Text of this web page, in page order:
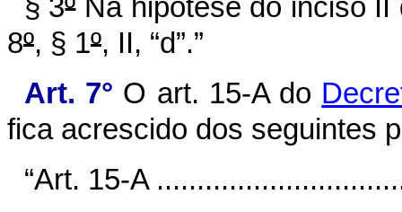
§ 3ºNa hipótese do inciso
8º, § 1º, II, “d”.”
Art. 7° O art. 15-A do
fica acrescido dos seguintes
“Art. 15-A